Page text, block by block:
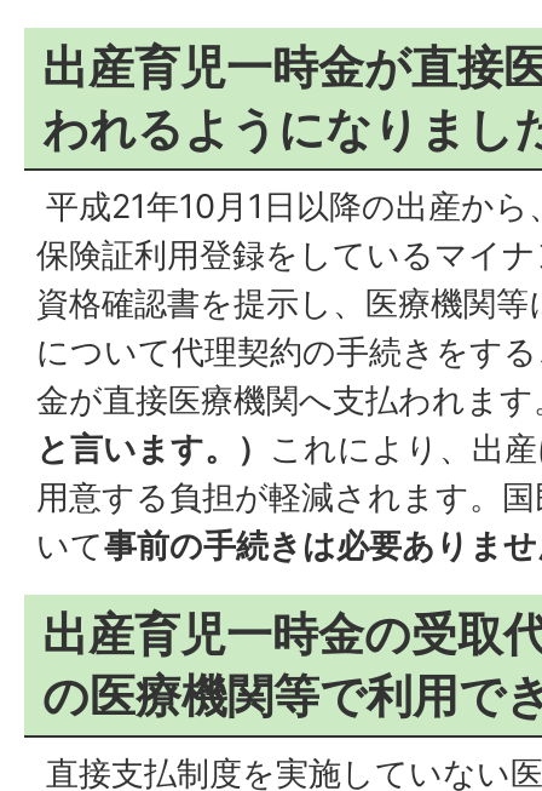
出産育児一時金が直接
われるようになりまし
平成21年10月1日以降の出産か
保険証利用登録をしているマイ
資格確認書を提示し、医療機関
について代理契約の手続きをす
金が直接医療機関へ支払われます
と言います。） これにより、出
用意する負担が軽減されます。
いて事前の手続きは必要ありま
出産育児一時金の受取
の医療機関等で利用で
直接支払制度を実施していない